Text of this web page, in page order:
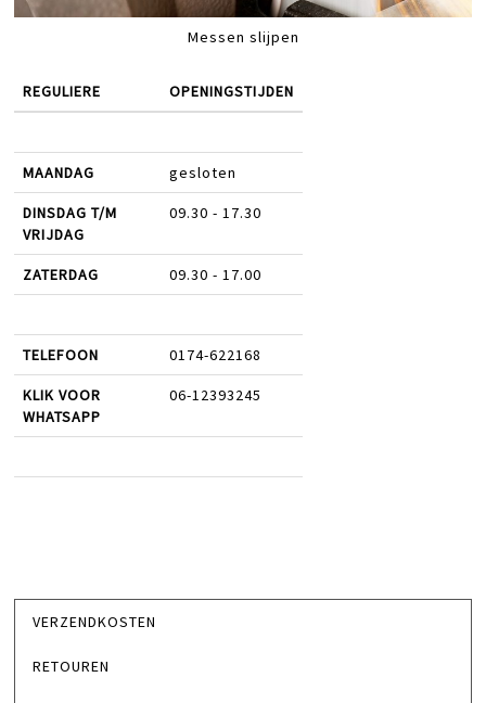
Messen slijpen
REGULIERE OPENINGSTIJDEN
MAANDAG gesloten
DINSDAG T/M
VRIJDAG
09.30 - 17.30
ZATERDAG 09.30 - 17.00
TELEFOON 0174-622168
KLIK VOOR
WHATSAPP
06-12393245
VERZENDKOSTEN
RETOUREN